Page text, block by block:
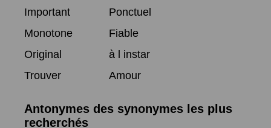
Important
Ponctuel
Monotone
Fiable
Original
à l instar
Trouver
Amour
Antonymes des synonymes les plus
recherchés